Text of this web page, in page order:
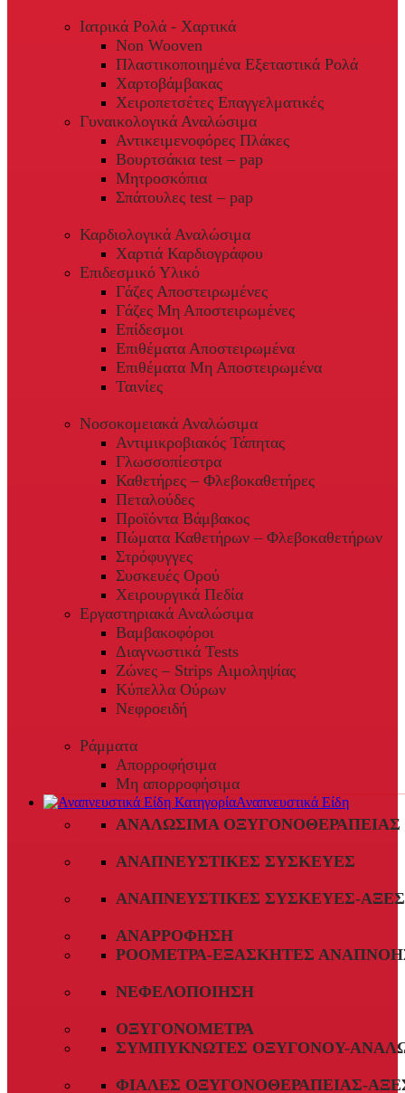
Ιατρικά Ρολά - Χαρτικά
Non Wooven
Πλαστικοποιημένα Εξεταστικά Ρολά
Χαρτοβάμβακας
Χειροπετσέτες Επαγγελματικές
Γυναικολογικά Αναλώσιμα
Αντικειμενοφόρες Πλάκες
Βουρτσάκια test – pap
Μητροσκόπια
Σπάτουλες test – pap
Καρδιολογικά Αναλώσιμα
Χαρτιά Καρδιογράφου
Επιδεσμικό Υλικό
Γάζες Αποστειρωμένες
Γάζες Μη Αποστειρωμένες
Επίδεσμοι
Επιθέματα Αποστειρωμένα
Επιθέματα Μη Αποστειρωμένα
Ταινίες
Νοσοκομειακά Αναλώσιμα
Αντιμικροβιακός Τάπητας
Γλωσσοπίεστρα
Καθετήρες – Φλεβοκαθετήρες
Πεταλούδες
Προϊόντα Βάμβακος
Πώματα Καθετήρων – Φλεβοκαθετήρων
Στρόφυγγες
Συσκευές Ορού
Χειρουργικά Πεδία
Εργαστηριακά Αναλώσιμα
Βαμβακοφόροι
Διαγνωστικά Tests
Ζώνες – Strips Αιμοληψίας
Κύπελλα Ούρων
Νεφροειδή
Ράμματα
Απορροφήσιμα
Μη απορροφήσιμα
Αναπνευστικά Είδη
ΑΝΑΛΏΣΙΜΑ ΟΞΥΓΟΝΟΘΕΡΑΠΕΊΑΣ
ΑΝΑΠΝΕΥΣΤΙΚΈΣ ΣΥΣΚΕΥΈΣ
ΑΝΑΠΝΕΥΣΤΙΚΈΣ ΣΥΣΚΕΥΈΣ-
ΑΝΑΡΡΌΦΗΣΗ
ΡΟΌΜΕΤΡΑ-ΕΞΑΣΚΗΤΈΣ
ΝΕΦΕΛΟΠΟΊΗΣΗ
ΟΞΥΓΟΝΌΜΕΤΡΑ
ΣΥΜΠΥΚΝΩΤΈΣ ΟΞΥΓΌΝΟΥ-
ΦΙΆΛΕΣ ΟΞΥΓΟΝΟΘΕΡΑΠΕΊΑΣ-